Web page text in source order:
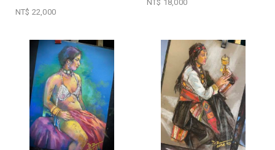
NT$ 22,000
NT$ 18,000